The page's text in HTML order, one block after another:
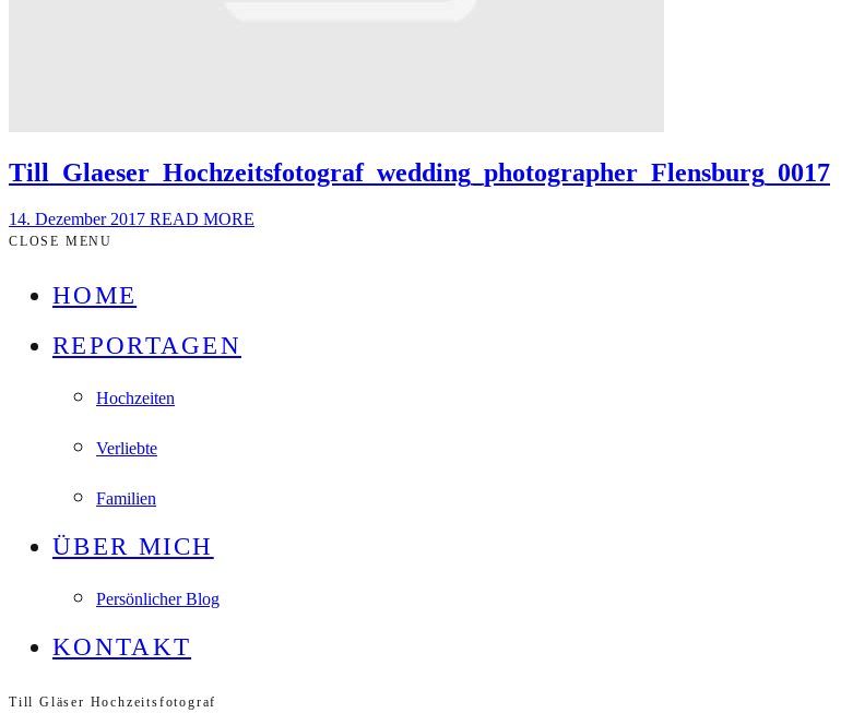
Till_Glaeser_Hochzeitsfotograf_wedding_photographer_Flensburg_0017
14. Dezember 2017 READ MORE
CLOSE MENU
HOME
REPORTAGEN
Hochzeiten
Verliebte
Familien
ÜBER MICH
Persönlicher Blog
KONTAKT
Till Gläser Hochzeitsfotograf